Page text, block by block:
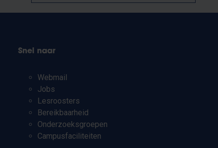
Snel naar
Webmail
Jobs
Lesroosters
Bereikbaarheid
Onderzoeksgroepen
Campusfaciliteiten